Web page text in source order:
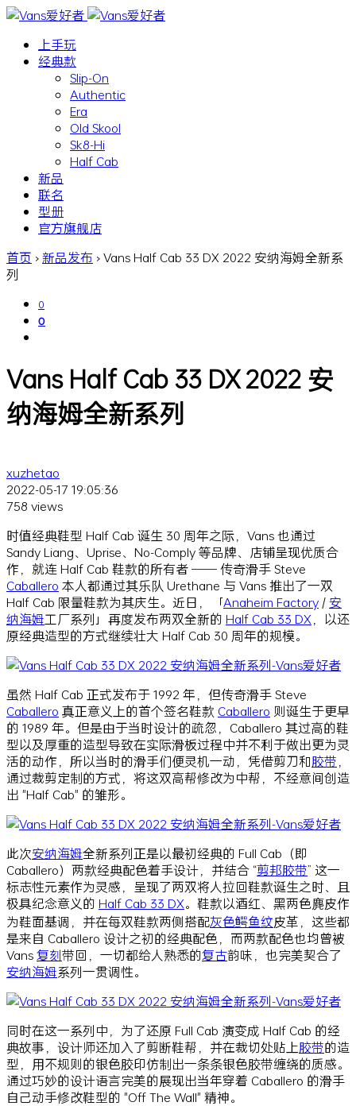
上手玩
经典款
Slip-On
Authentic
Era
Old Skool
Sk8-Hi
Half Cab
新品
联名
型册
官方旗舰店
首页 ›新品发布 ›Vans Half Cab 33 DX 2022 安纳海姆全新系
列
0
0
Vans Half Cab 33 DX 2022 安
纳海姆全新系列
xuzhetao
2022-05-17 19:05:36
758 views
时值经典鞋型 Half Cab 诞生 30 周年之际，Vans 也通过
Sandy Liang、Uprise、No-Comply 等品牌、店铺呈现优质合
作，就连 Half Cab 鞋款的所有者 —— 传奇滑手 Steve
Caballero 本人都通过其乐队 Urethane 与 Vans 推出了一双
Half Cab 限量鞋款为其庆生。近日，「Anaheim Factory /安
纳海姆工厂系列」再度发布两双全新的 Half Cab 33 DX ，以还
原经典造型的方式继续壮大 Half Cab 30 周年的规模。
虽然 Half Cab 正式发布于 1992 年，但传奇滑手 Steve
Caballero 真正意义上的首个签名鞋款 Caballero 则诞生于更早
的 1989 年。但是由于当时设计的疏忽，Caballero 其过高的鞋
型以及厚重的造型导致在实际滑板过程中并不利于做出更为灵
活的动作，所以当时的滑手们便灵机一动，凭借剪刀和胶带
通过裁剪定制的方式，将这双高帮修改为中帮，不经意间创造
出 "Half Cab" 的雏形。
此次安纳海姆全新系列正是以最初经典的 Full Cab（即
Caballero）两款经典配色着手设计，并结合 “剪邦胶带” 这一
标志性元素作为灵感，呈现了两双将人拉回鞋款诞生之时、且
极具纪念意义的 Half Cab 33 DX。鞋款以酒红、黑两色麂皮作
为鞋面基调，并在每双鞋款两侧搭配灰色鳄鱼纹皮革，这些都
是来自 Caballero 设计之初的经典配色，而两款配色也均曾被
Vans复刻带回，一切都给人熟悉的复古韵味，也完美契合了
安纳海姆系列一贯调性。
同时在这一系列中，为了还原 Full Cab 演变成 Half Cab 的经
典故事，设计师还加入了剪断鞋帮，并在裁切处贴上胶带的造
型，用不规则的银色胶印仿制出一条条银色胶带缠绕的质感。
通过巧妙的设计语言完美的展现出当年穿着 Caballero 的滑手
自己动手修改鞋型的 "Off The Wall" 精神。